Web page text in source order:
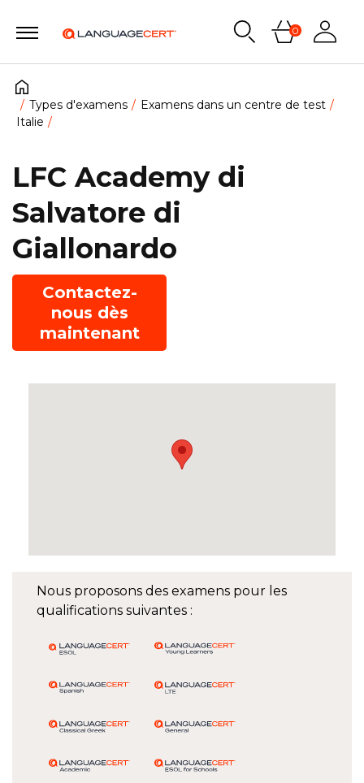
0
Types d'examens
Examens dans un centre de test
Italie
Nous proposons des examens pour les
qualifications suivantes :
LFC Academy di
Salvatore di
Giallonardo
Contactez-
nous dès
maintenant